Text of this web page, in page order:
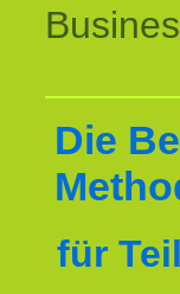
Die
für